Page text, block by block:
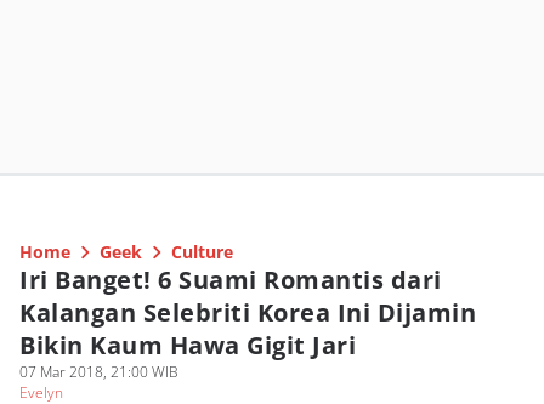
Home Geek Culture
Iri Banget! 6 Suami Romantis dari
Kalangan Selebriti Korea Ini Dijamin
Bikin Kaum Hawa Gigit Jari
07 Mar 2018, 21:00 WIB
Evelyn